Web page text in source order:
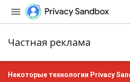
Частная реклама
Некоторые технологии Privacy